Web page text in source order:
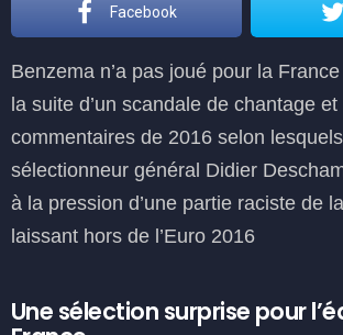
Facebook
Benzema n’a pas joué pour la
la suite d’un scandale de chantage
commentaires de 2016 selon
sélectionneur général Didier
à la pression d’une partie raciste de
laissant hors de l’Euro 2016
Une sélection surprise pour